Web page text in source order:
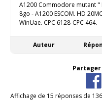
A1200 Commodore mutant "
8go - A1200 ESCOM. HD
WinUae. CPC 6128-CPC 464.
Auteur
Affichage de 15 réponses de